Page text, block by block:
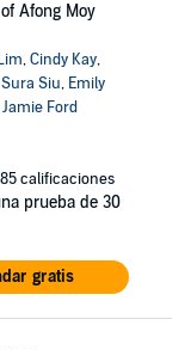
Afong Moy
,Cindy Kay,
Sura Siu, Emily
Jamie Ford
calificaciones
prueba de 30
gratis